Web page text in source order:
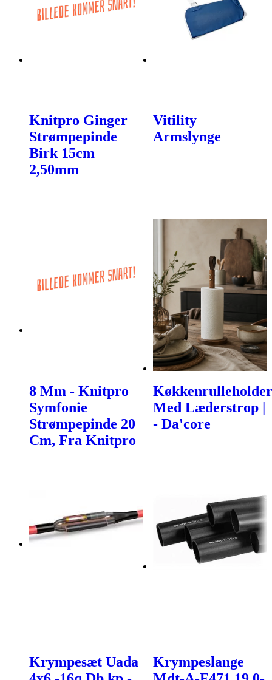
Knitpro Ginger
Strømpepinde
Birk 15cm
2,50mm
Vitility
Armslynge
8 Mm - Knitpro
Symfonie
Strømpepinde 20
Cm, Fra Knitpro
Køkkenrulleholder
Med Læderstrop |
- Da'core
Krympesæt Uada
Krympeslange